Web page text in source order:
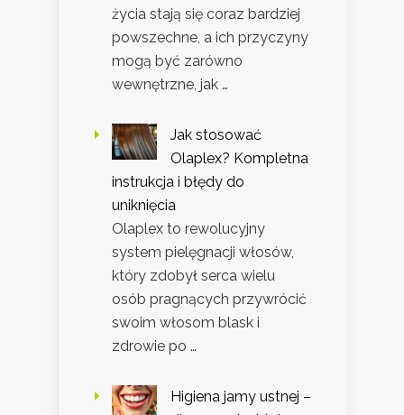
życia stają się coraz bardziej
powszechne, a ich przyczyny
mogą być zarówno
wewnętrzne, jak …
Jak stosować
Olaplex? Kompletna
instrukcja i błędy do
uniknięcia
Olaplex to rewolucyjny
system pielęgnacji włosów,
który zdobył serca wielu
osób pragnących przywrócić
swoim włosom blask i
zdrowie po …
Higiena jamy ustnej –